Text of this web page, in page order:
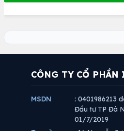
CÔNG TY CỔ PHẦN
MSDN
: 0401986213
Đầu tư TP Đà
01/7/2019